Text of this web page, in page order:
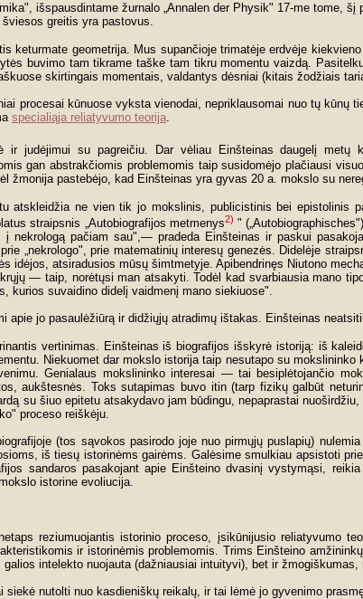
išspausdintame žurnalo „Annalen der Physik" 17-me tome,
greitis yra pastovus.
keturmate geometrija. Mus supančioje trimatėje erdvėje
buvimo tam tikrame taške tam tikru momentu vaizdą.
skirtingais momentais, valdantys dėsniai (kitais žodžiais
procesai kūnuose vyksta vienodai, nepriklausomai nuo tų kūnų
specialiąja reliatyvumo teorija
ir judėjimui su pagreičiu. Dar vėliau Einšteinas daugelį metų
gan abstrakčiomis problemomis taip susidomėjo plačiausi
žmonija pastebėjo, kad Einšteinas yra gyvas 20 a. mokslo su
atskleidžia ne vien tik jo mokslinis, publicistinis bei epistolinis
straipsnis „Autobiografijos metmenys2) "
nekrologą pačiam sau",— pradeda Einšteinas ir paskui
„nekrologo", prie matematinių interesų genezės. Didelėje
atsiradusios mūsų šimtmetyje. Apibendrinęs Niutono
— taip, norėtųsi man atsakyti. Todėl kad svarbiausia mano
kurios suvaidino didelį vaidmenį mano siekiuose".
apie jo pasaulėžiūrą ir didžiųjų atradimų ištakas. Einšteinas
vertinimas. Einšteinas iš biografijos išskyrė istoriją: iš
Niekuomet dar mokslo istorija taip nesutapo su
Genialaus mokslininko interesai — tai besiplėtojančio
aukštesnės. Toks sutapimas buvo itin (tarp fizikų galbūt
su šiuo epitetu atsakydavo jam būdingu, nepaprastai
proceso reiškėju.
(tos sąvokos pasirodo joje nuo pirmųjų puslapių)
iš tiesų istorinėms gairėms. Galėsime smulkiau apsistoti
sandaros pasakojant apie Einšteino dvasinį vystymąsi,
istorine evoliucija.
reziumuojantis istorinio proceso, įsikūnijusio reliatyvumo
ir istorinėmis problemomis. Trims Einšteino
intelekto nuojauta (dažniausiai intuityvi), bet ir žmogiškumas,
nutolti nuo kasdieniškų reikalų, ir tai lėmė jo gyvenimo